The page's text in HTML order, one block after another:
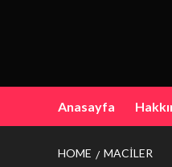
Anasayfa
HOME MACILER